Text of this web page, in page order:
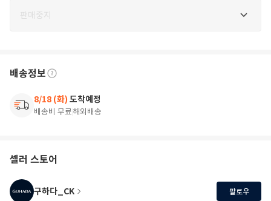
판매중지
배송정보
8/18 (화) 도착예정
배송비 무료해외배송
셀러 스토어
구하다_CK 팔로우